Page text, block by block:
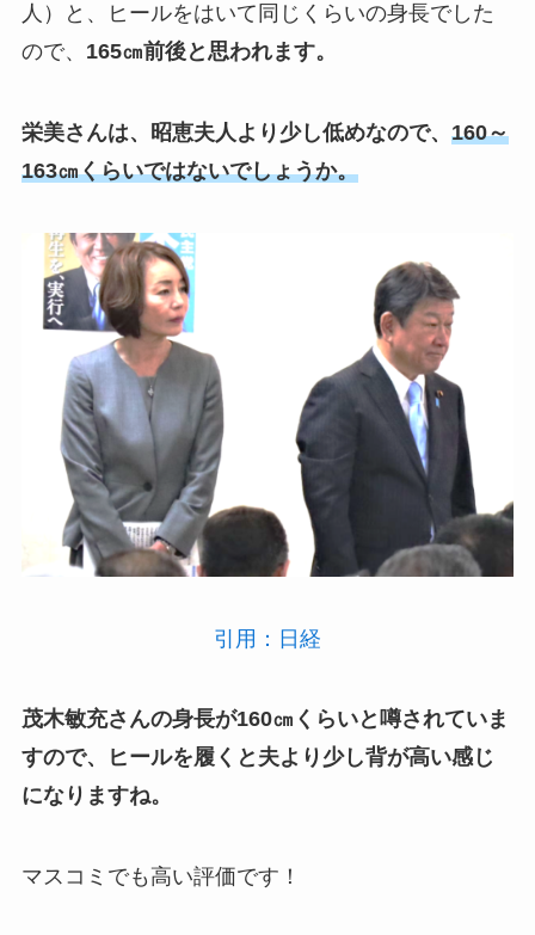
人）と、ヒールをはいて同じくらいの身長でした
ので、 165㎝前後と思われます。
栄美さんは、昭恵夫人より少し低めなので、 160～
163㎝くらいではないでしょうか。
引用：日経
茂木敏充さんの身長が160㎝くらいと噂されていま
すので、ヒールを履くと夫より少し背が高い感じ
になりますね。
マスコミでも高い評価です！